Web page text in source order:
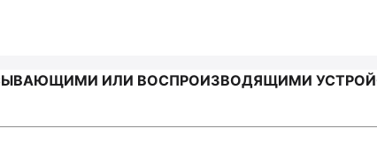
ИЛИ ВОСПРОИЗВОДЯЩИМИ